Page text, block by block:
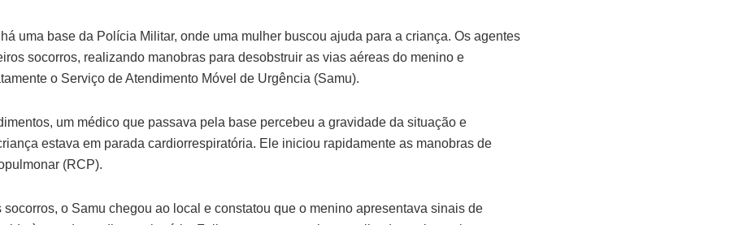
uma base da Polícia Militar, onde uma mulher buscou ajuda para a criança. Os agentes
socorros, realizando manobras para desobstruir as vias aéreas do menino e
o Serviço de Atendimento Móvel de Urgência (Samu).
um médico que passava pela base percebeu a gravidade da situação e
estava em parada cardiorrespiratória. Ele iniciou rapidamente as manobras de
(RCP).
socorros, o Samu chegou ao local e constatou que o menino apresentava sinais de